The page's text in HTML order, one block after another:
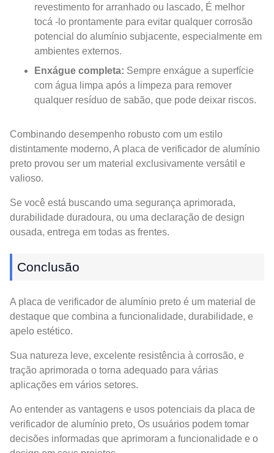
revestimento for arranhado ou lascado, É melhor
tocá -lo prontamente para evitar qualquer corrosão
potencial do alumínio subjacente, especialmente em
ambientes externos.
Enxágue completa: Sempre enxágue a superfície
com água limpa após a limpeza para remover
qualquer resíduo de sabão, que pode deixar riscos.
Combinando desempenho robusto com um estilo
distintamente moderno, A placa de verificador de alumínio
preto provou ser um material exclusivamente versátil e
valioso.
Se você está buscando uma segurança aprimorada,
durabilidade duradoura, ou uma declaração de design
ousada, entrega em todas as frentes.
Conclusão
A placa de verificador de alumínio preto é um material de
destaque que combina a funcionalidade, durabilidade, e
apelo estético.
Sua natureza leve, excelente resistência à corrosão, e
tração aprimorada o torna adequado para várias
aplicações em vários setores.
Ao entender as vantagens e usos potenciais da placa de
verificador de alumínio preto, Os usuários podem tomar
decisões informadas que aprimoram a funcionalidade e o